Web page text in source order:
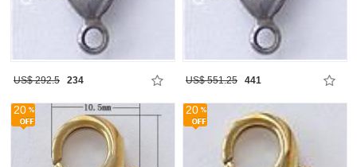
US$ 292.5 234 US$ 551.25 441
20 20